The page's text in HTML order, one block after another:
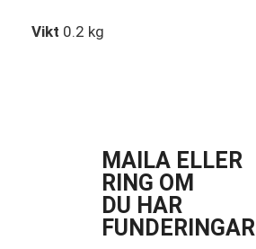
Vikt 0.2 kg
MAILA ELLER
RING OM
DU HAR
FUNDERINGAR